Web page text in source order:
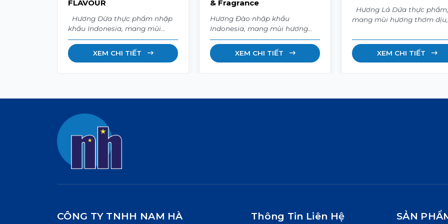
FLAVOUR
khẩu Indonesia, mang mùi
hương béo ngậy, thơm ngọt và
hấp dẫn. Ứng dụng trong bánh
kẹo, kem, sữa chua, nước giải
XEM CHI TIẾT
& Fragrance
Hương Đào nhập khẩu
Indonesia, mang mùi hương
ngọt thanh, dịu nhẹ và tươi
mát. Thích hợp cho mỹ phẩm,
sữa tắm, dầu gội, son dưỡng,
XEM CHI TIẾT
mang mùi hương thơm dịu,
hợp cho bánh kẹo, chè, sữa,
thạch, bánh ngọt, kem và
nhiều sản phẩm thực
XEM CHI TIẾT
CÔNG TY TNHH NAM HÀ Thông Tin Liên Hệ SẢN